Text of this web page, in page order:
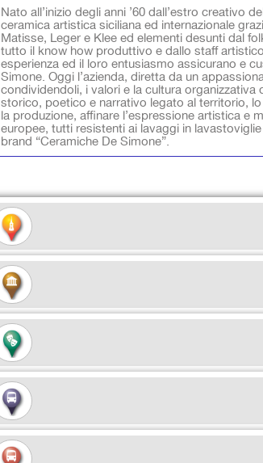
Nato all’inizio degli anni ’60 dall’estro creativo
ceramica artistica siciliana ed internazionale
Matisse, Leger e Klee ed elementi desunti dal
tutto il know how produttivo e dallo staff
esperienza ed il loro entusiasmo assicurano e
Simone. Oggi l’azienda, diretta da un
condividendoli, i valori e la cultura organizzativa
storico, poetico e narrativo legato al territorio,
la produzione, affinare l’espressione artistica e
europee, tutti resistenti ai lavaggi in
brand “Ceramiche De Simone”.